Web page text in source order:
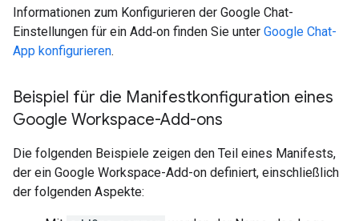
Informationen zum Konfigurieren der Google Chat-
Einstellungen für ein Add‑on finden Sie unter Google Chat-
App konfigurieren.
Beispiel für die Manifestkonfiguration eines
Google Workspace-Add-ons
Die folgenden Beispiele zeigen den Teil eines Manifests,
der ein Google Workspace-Add-on definiert, einschließlich
der folgenden Aspekte: